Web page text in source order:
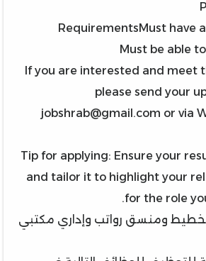
RequirementsMust have
Must be able
If you are interested and meet
please send your
jobshrab@gmail.com or via
Tip for applying: Ensure your
and tailor it to highlight your
for the role
ومنسق رواتب وإداري مكتبي